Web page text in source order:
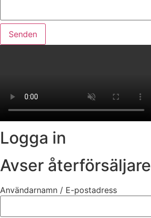
Senden
Logga in
Avser återförsäljare
Användarnamn / E-postadress